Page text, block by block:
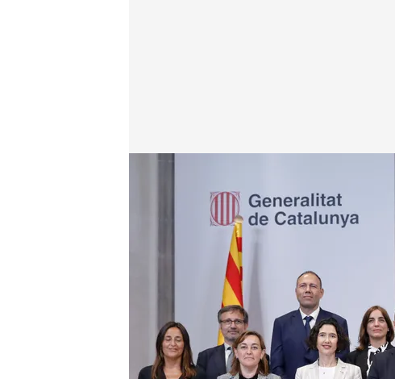
Redacción digital Noticias Cuatro Europa Press
12 AGO 2024 - 14:31h.
Los 16 consellers del
cargo en la Generalitat
Salvador Illa asegura que
España plurinacional en
Carles Puigdemont